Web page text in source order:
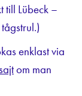
till Lübeck –
enklast via
om man